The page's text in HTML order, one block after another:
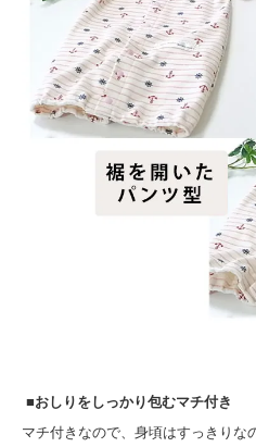
■おしりをしっかり包むマチ付き
マチ付きなので、身頃はすっきりな